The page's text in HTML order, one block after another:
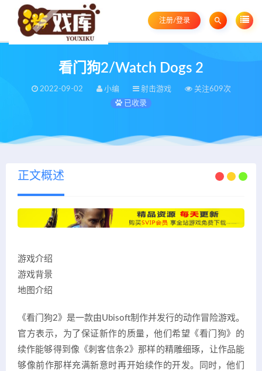
注册/登录
看门狗2/Watch Dogs 2
2022-09-02 小编 射击游戏
关注609次
已收录
正文概述
游戏介绍
游戏背景
地图介绍
《看门狗2》是一款由Ubisoft制作并发行的动作冒险游戏。
官方表示，为了保证新作的质量，他们希望《看门狗》的
续作能够得到像《刺客信条2》那样的精雕细琢，让作品能
够像前作那样充满新意时再开始续作的开发。同时，他们